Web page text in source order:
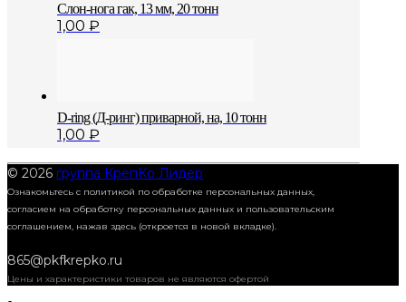
Слон-нога гак, 13 мм, 20 тонн
1,00 ₽
D-ring (Д-ринг) приварной, на, 10 тонн
1,00 ₽
© 2026 группа КрепКо Лидер
Ознакомьтесь с политикой по обработке персональных данных,
согласием на обработку персональных данных и пользовательским
соглашением, нажав здесь (откроется в новой вкладке).
865@pkfkrepko.ru
Цены и характеристики товаров не являются офертой